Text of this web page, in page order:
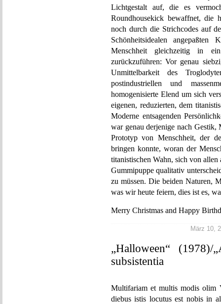
Lichtgestalt auf, die es
Roundhousekick bewaffnet, die
noch durch die Strichcodes auf
Schönheitsidealen angepaßten
Menschheit gleichzeitig in
zurückzuführen: Vor genau
Unmittelbarkeit des
postindustriellen und
homogenisierte Elend um sich
eigenen, reduzierten, dem
Moderne entsagenden
war genau derjenige nach
Prototyp von Menschheit, der
bringen konnte, woran der
titanistischen Wahn, sich von
Gummipuppe qualitativ
zu müssen. Die beiden Naturen,
was wir heute feiern, dies ist es,
Merry Christmas and Happy
März 10,
„Halloween“
subsistentia
Multifariam et multis modis olim
diebus istis locutus est nobis in